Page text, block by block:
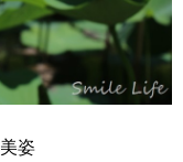
姿